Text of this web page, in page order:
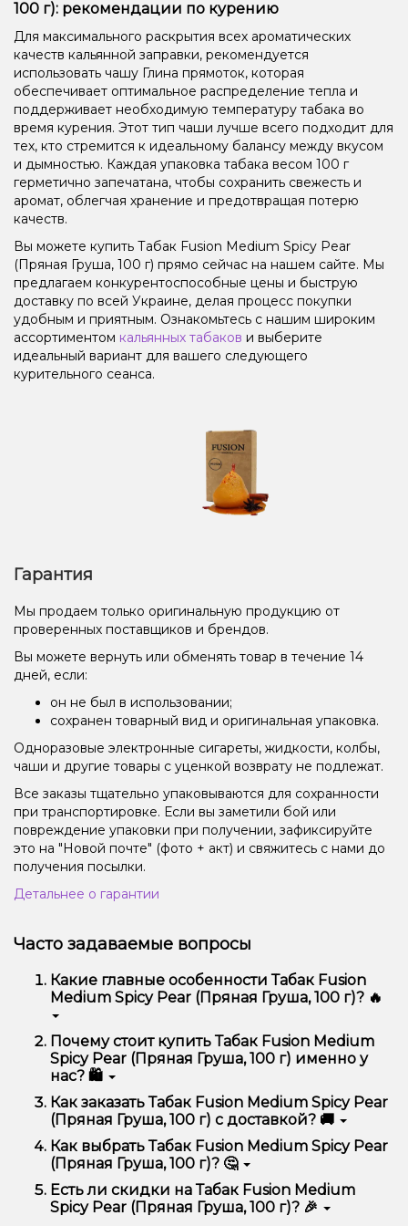
100 г): рекомендации по курению
Для максимального раскрытия всех ароматических
качеств кальянной заправки, рекомендуется
использовать чашу Глина прямоток, которая
обеспечивает оптимальное распределение тепла и
поддерживает необходимую температуру табака во
время курения. Этот тип чаши лучше всего подходит для
тех, кто стремится к идеальному балансу между вкусом
и дымностью. Каждая упаковка табака весом 100 г
герметично запечатана, чтобы сохранить свежесть и
аромат, облегчая хранение и предотвращая потерю
качеств.
Вы можете купить Табак Fusion Medium Spicy Pear
(Пряная Груша, 100 г) прямо сейчас на нашем сайте. Мы
предлагаем конкурентоспособные цены и быструю
доставку по всей Украине, делая процесс покупки
удобным и приятным. Ознакомьтесь с нашим широким
ассортиментом кальянных табаков и выберите
идеальный вариант для вашего следующего
курительного сеанса.
Гарантия
Мы продаем только оригинальную продукцию от
проверенных поставщиков и брендов.
Вы можете вернуть или обменять товар в течение 14
дней, если:
он не был в использовании;
сохранен товарный вид и оригинальная упаковка.
Одноразовые электронные сигареты, жидкости, колбы,
чаши и другие товары с уценкой возврату не подлежат.
Все заказы тщательно упаковываются для сохранности
при транспортировке. Если вы заметили бой или
повреждение упаковки при получении, зафиксируйте
это на "Новой почте" (фото + акт) и свяжитесь с нами до
получения посылки.
Детальнее о гарантии
Часто задаваемые вопросы
Какие главные особенности Табак Fusion
Medium Spicy Pear (Пряная Груша, 100 г)? 🔥
Табак Fusion Medium Spicy Pear (Пряная Груша, 100
г) отличается высоким качеством, удобством
использования и надежностью.
Почему стоит купить Табак Fusion Medium
Spicy Pear (Пряная Груша, 100 г) именно у
нас? 🛍️
Мы предлагаем только оригинальную продукцию,
широкий ассортимент, выгодные цены и быструю
доставку. Кроме того, у нас регулярные акции и
скидки для клиентов!
Как заказать Табак Fusion Medium Spicy Pear
(Пряная Груша, 100 г) с доставкой? 🚚
Оформить заказ можно в несколько кликов:
Добавьте Табак Fusion Medium Spicy Pear
(Пряная Груша, 100 г) в корзину.
Перейдите к оформлению заказа.
Как выбрать Табак Fusion Medium Spicy Pear
(Пряная Груша, 100 г)? 🤔
Выбор зависит от ваших предпочтений – например,
если это кальян, учитывайте размер, материал и тип
чаши, если вейп – мощность и вкус. Наши
Есть ли скидки на Табак Fusion Medium
Spicy Pear (Пряная Груша, 100 г)? 🎉